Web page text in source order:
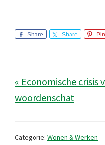
Share Share Pin
« Economische crisis
woordenschat
Categorie: Wonen & Werken